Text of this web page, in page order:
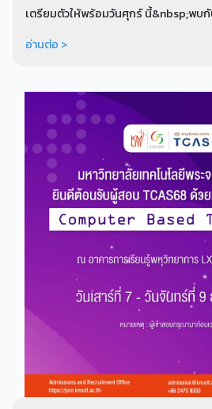
เตรียมตัวให้พร้อมวันศุกร์ นี้&nbsp;พบ
อ่านต่อ >